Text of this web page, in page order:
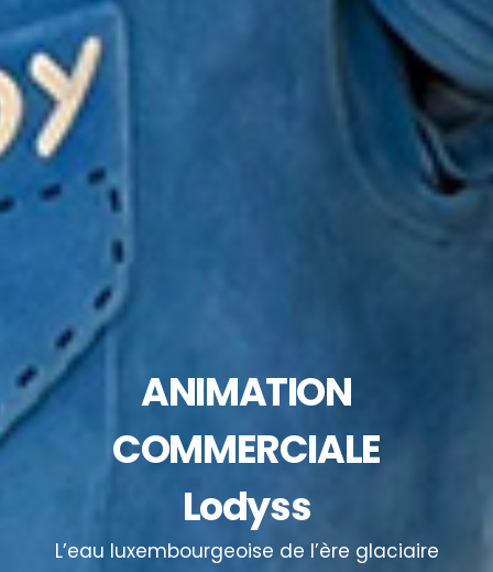
ANIMATION
COMMERCIALE
Lodyss
L’eau luxembourgeoise de l’ère glaciaire